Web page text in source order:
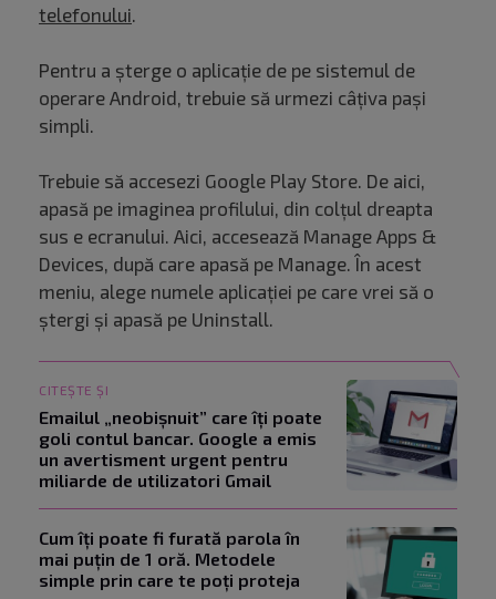
telefonului.
Pentru a șterge o aplicație de pe sistemul de
operare Android, trebuie să urmezi câțiva pași
simpli.
Trebuie să accesezi Google Play Store. De aici,
apasă pe imaginea profilului, din colțul dreapta
sus e ecranului. Aici, accesează Manage Apps &
Devices, după care apasă pe Manage. În acest
meniu, alege numele aplicației pe care vrei să o
ștergi și apasă pe Uninstall.
CITEȘTE ȘI
Emailul „neobișnuit” care îți poate
goli contul bancar. Google a emis
un avertisment urgent pentru
miliarde de utilizatori Gmail
Cum îți poate fi furată parola în
mai puțin de 1 oră. Metodele
simple prin care te poți proteja